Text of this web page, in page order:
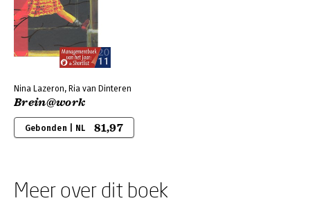
Nina Lazeron, Ria van Dinteren
Brein@work
Gebonden | NL 81,97
Meer over dit boek